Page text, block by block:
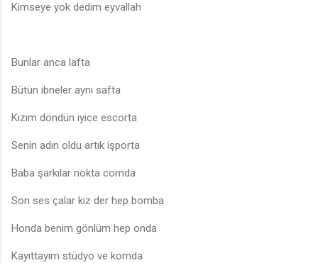
Kimseye yok dedim eyvallah
Bunlar anca lafta
Bütün ibneler aynı safta
Kızım döndün iyice escorta
Senin adın oldu artık işporta
Baba şarkılar nokta comda
Son ses çalar kız der hep bomba
Honda benim gönlüm hep onda
Kayıttayım stüdyo ve komda